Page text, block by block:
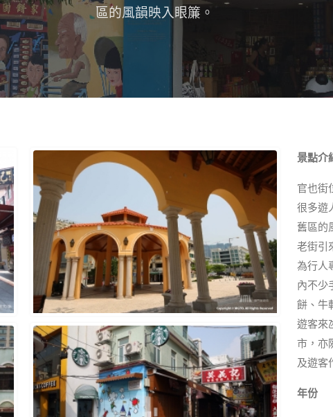
區的風韻映入眼簾。
景點介
官也街
很多遊
舊區的
老街引
為行人
內不少
餅、牛
遊客來
市，亦
及遊客
年份